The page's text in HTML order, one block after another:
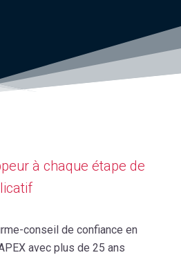
à chaque étape de
conseil de confiance en
avec plus de 25 ans